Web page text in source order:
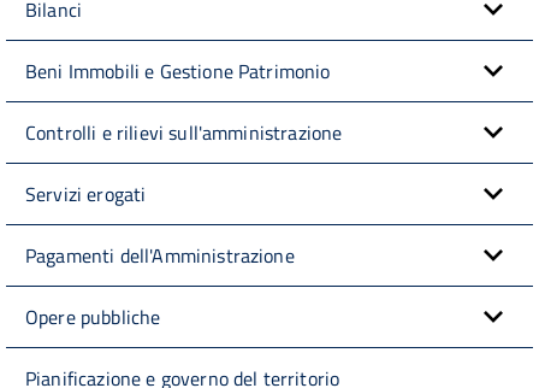
Bilanci
Beni Immobili e Gestione Patrimonio
Controlli e rilievi sull'amministrazione
Servizi erogati
Pagamenti dell'Amministrazione
Opere pubbliche
Pianificazione e governo del territorio